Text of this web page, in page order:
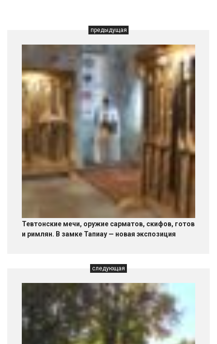
предыдущая
Тевтонские мечи, оружие сарматов, скифов, готов
и римлян. В замке Тапиау — новая экспозиция
следующая